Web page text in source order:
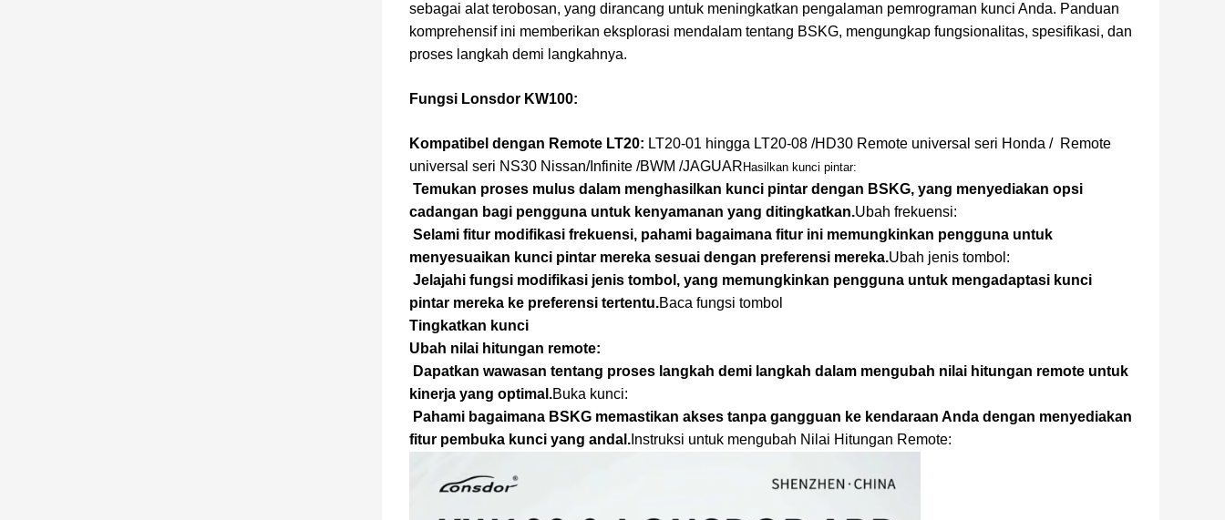
sebagai alat terobosan, yang dirancang untuk meningkatkan pengalaman pemrograman kunci Anda. Panduan
komprehensif ini memberikan eksplorasi mendalam tentang BSKG, mengungkap fungsionalitas, spesifikasi, dan
proses langkah demi langkahnya.
Fungsi Lonsdor KW100:
Kompatibel dengan Remote LT20: LT20-01 hingga LT20-08 /HD30 Remote universal seri Honda / Remote
universal seri NS30 Nissan/Infinite /BWM /JAGUAR Hasilkan kunci pintar:
Temukan proses mulus dalam menghasilkan kunci pintar dengan BSKG, yang menyediakan opsi
cadangan bagi pengguna untuk kenyamanan yang ditingkatkan.Ubah frekuensi:
Selami fitur modifikasi frekuensi, pahami bagaimana fitur ini memungkinkan pengguna untuk
menyesuaikan kunci pintar mereka sesuai dengan preferensi mereka.Ubah jenis tombol:
Jelajahi fungsi modifikasi jenis tombol, yang memungkinkan pengguna untuk mengadaptasi kunci
pintar mereka ke preferensi tertentu.Baca fungsi tombol
Tingkatkan kunci
Ubah nilai hitungan remote:
Dapatkan wawasan tentang proses langkah demi langkah dalam mengubah nilai hitungan remote untuk
kinerja yang optimal.Buka kunci:
Pahami bagaimana BSKG memastikan akses tanpa gangguan ke kendaraan Anda dengan menyediakan
fitur pembuka kunci yang andal. Instruksi untuk mengubah Nilai Hitungan Remote: